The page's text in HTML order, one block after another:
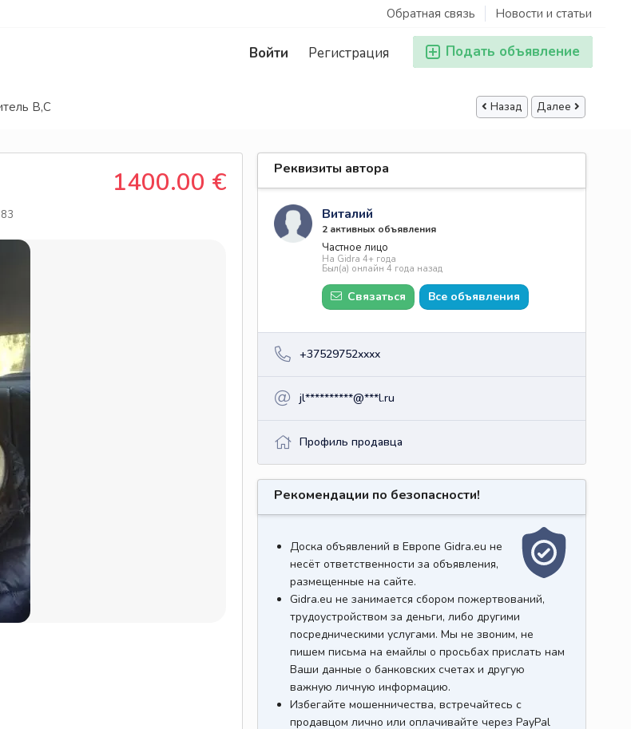
Новости и статьи
Обратная связь
Подать объявление
Регистрация
Войти
В,С Назад Далее
1400.00 € Реквизиты автора
Виталий
2 активных объявления
Частное лицо
На Gidra 4+ года
Был(а) онлайн 4 года назад
Связаться Все объявления
+37529752xxxx
jl**********@***l.ru
Профиль продавца
Рекомендации по безопасности!
Доска объявлений в Европе Gidra.eu не
несёт ответственности за объявления,
размещенные на сайте.
Gidra.eu не занимается сбором пожертвований,
трудоустройством за деньги, либо другими
посредническими услугами. Мы не звоним, не
пишем письма на емайлы о просьбах прислать нам
Ваши данные о банковских счетах и другую
важную личную информацию.
Избегайте мошенничества, встречайтесь с
продавцом лично или оплачивайте через PayPal